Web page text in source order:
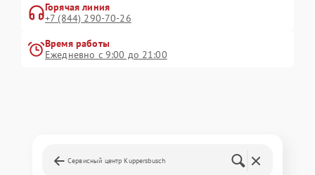
Горячая линия
+7 (844) 290-70-26
Время работы
Ежедневно с 9:00 до 21:00
Сервисный центр Kuppersbusch